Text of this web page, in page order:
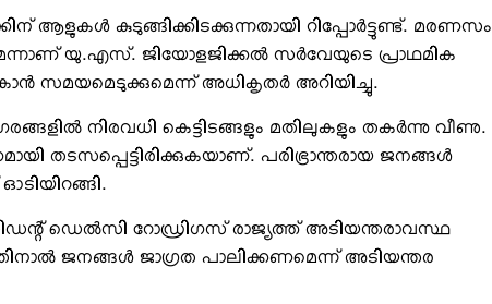
ആളുകള്‍ കുടുങ്ങിക്കിടക്കുന്നതായി റിപ്പോര്‍ട്ടുണ്ട്.
യു.എസ്. ജിയോളജിക്കല്‍ സര്‍വേയുടെ പ്രാഥമിക
സമയമെടുക്കുമെന്ന് അധികൃതര്‍ അറിയിച്ചു.
നിരവധി കെട്ടിടങ്ങളും മതിലുകളും തകര്‍ന്നു വീണു.
തടസപ്പെട്ടിരിക്കുകയാണ്. പരിഭ്രാന്തരായ ജനങ്ങള്‍
ഡെല്‍സി റോഡ്രിഗസ് രാജ്യത്ത് അടിയന്തരാവസ്ഥ
ജനങ്ങള്‍ ജാഗ്രത പാലിക്കണമെന്ന് അടിയന്തര